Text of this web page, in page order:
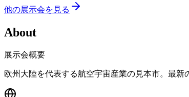
他の展示会を見る
About
展示会概要
欧州大陸を代表する航空宇宙産業の見本市。最新